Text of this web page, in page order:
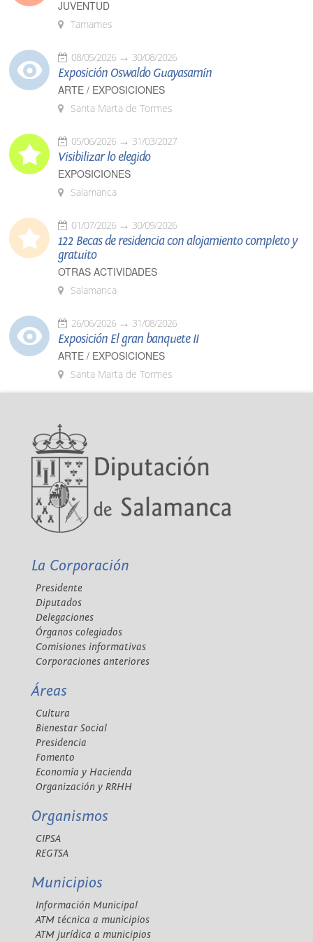
JUVENTUD
Tamames
08/05/2026 30/08/2026
Exposición Oswaldo Guayasamín
ARTE / EXPOSICIONES
Santa Marta de Tormes
05/06/2026 31/03/2027
Visibilizar lo elegido
EXPOSICIONES
Salamanca
01/07/2026 30/09/2026
122 Becas de residencia con alojamiento completo y
gratuito
OTRAS ACTIVIDADES
Salamanca
26/06/2026 31/08/2026
Exposición El gran banquete II
ARTE / EXPOSICIONES
Santa Marta de Tormes
La Corporación
Presidente
Diputados
Delegaciones
Órganos colegiados
Comisiones informativas
Corporaciones anteriores
Áreas
Cultura
Bienestar Social
Presidencia
Fomento
Economía y Hacienda
Organización y RRHH
Organismos
CIPSA
REGTSA
Municipios
Información Municipal
ATM técnica a municipios
ATM jurídica a municipios